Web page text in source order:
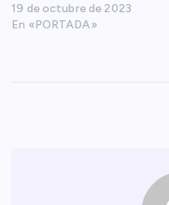
19 de octubre de 2023
En «PORTADA»